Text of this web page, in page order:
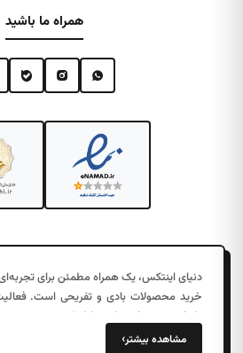
همراه ما باشید
دنیای اینتکس، یک همراه مطمئن برای
واردات محصولات بادی با کیفیت در جزیره
مشاهده بیشتر›